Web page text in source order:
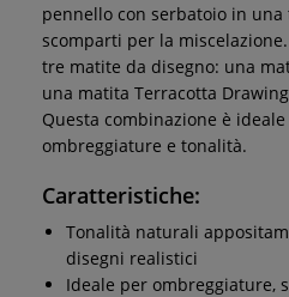
pennello con serbatoio in una
scomparti per la
tre matite da disegno: una
una matita Terracotta
Questa combinazione è
ombreggiature e tonalità.
Caratteristiche:
Tonalità naturali
disegni realistici
Ideale per ombreggiature,